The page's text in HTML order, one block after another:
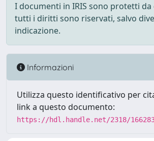
I documenti in IRIS sono protetti
tutti i diritti sono riservati, salvo
indicazione.
Informazioni
Utilizza questo identificativo per
link a questo documento:
https://hdl.handle.net/2318/